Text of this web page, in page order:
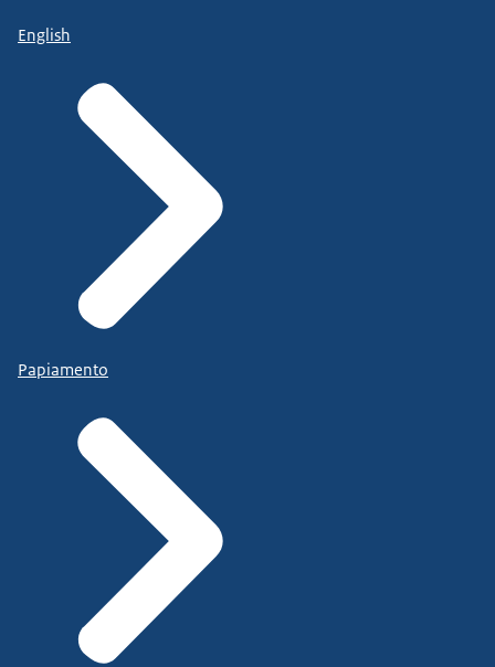
English
Papiamento